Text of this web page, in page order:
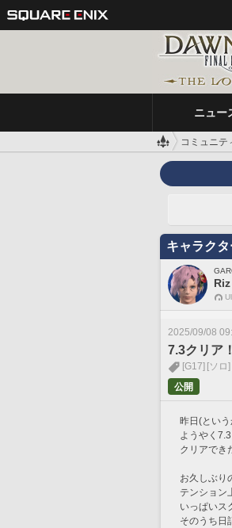
ニュー
コミュニテ
キャラクタ
2025/09/08
7.3クリア
[G17] [ソロ]
公開
昨日(とい
ようやく
クリアで
お久しぶり
テンション
いっぱいス
そのうち日